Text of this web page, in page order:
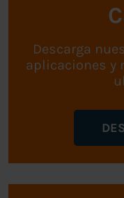
Descarga
aplicaciones y